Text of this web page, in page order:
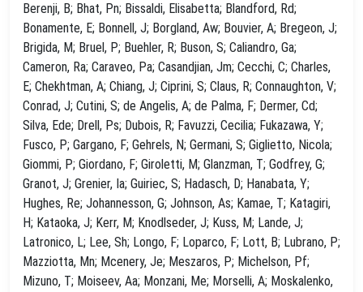
Berenji, B; Bhat, Pn; Bissaldi, Elisabetta; Blandford, Rd;
Bonamente, E; Bonnell, J; Borgland, Aw; Bouvier, A; Bregeon, J;
Brigida, M; Bruel, P; Buehler, R; Buson, S; Caliandro, Ga;
Cameron, Ra; Caraveo, Pa; Casandjian, Jm; Cecchi, C; Charles,
E; Chekhtman, A; Chiang, J; Ciprini, S; Claus, R; Connaughton, V;
Conrad, J; Cutini, S; de Angelis, A; de Palma, F; Dermer, Cd;
Silva, Ede; Drell, Ps; Dubois, R; Favuzzi, Cecilia; Fukazawa, Y;
Fusco, P; Gargano, F; Gehrels, N; Germani, S; Giglietto, Nicola;
Giommi, P; Giordano, F; Giroletti, M; Glanzman, T; Godfrey, G;
Granot, J; Grenier, Ia; Guiriec, S; Hadasch, D; Hanabata, Y;
Hughes, Re; Johannesson, G; Johnson, As; Kamae, T; Katagiri,
H; Kataoka, J; Kerr, M; Knodlseder, J; Kuss, M; Lande, J;
Latronico, L; Lee, Sh; Longo, F; Loparco, F; Lott, B; Lubrano, P;
Mazziotta, Mn; Mcenery, Je; Meszaros, P; Michelson, Pf;
Mizuno, T; Moiseev, Aa; Monzani, Me; Morselli, A; Moskalenko,